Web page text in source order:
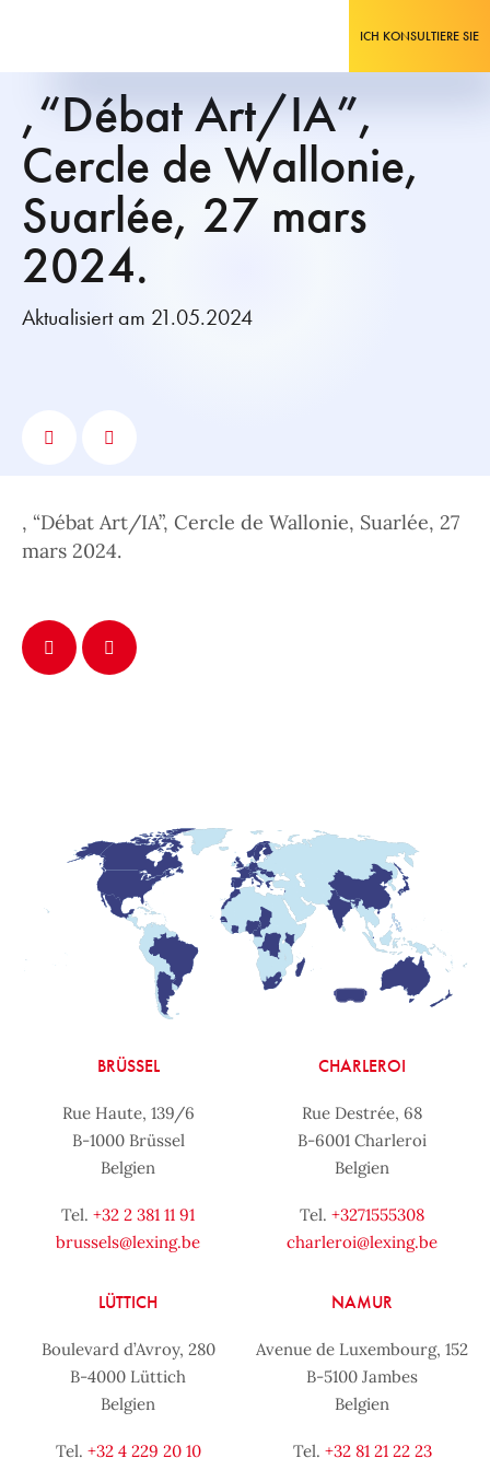
ICH KONSULTIERE SIE
,“Débat Art/IA”,
Cercle de Wallonie,
Suarlée, 27 mars
2024.
Aktualisiert am 21.05.2024
, “Débat Art/IA”, Cercle de Wallonie, Suarlée, 27
mars 2024.
BRÜSSEL
Rue Haute, 139/6
B-1000 Brüssel
Belgien
Tel. +32 2 381 11 91
brussels@lexing.be
CHARLEROI
Rue Destrée, 68
B-6001 Charleroi
Belgien
Tel. +3271555308
charleroi@lexing.be
LÜTTICH
Boulevard d’Avroy, 280
B-4000 Lüttich
Belgien
Tel. +32 4 229 20 10
NAMUR
Avenue de Luxembourg, 152
B-5100 Jambes
Belgien
Tel. +32 81 21 22 23